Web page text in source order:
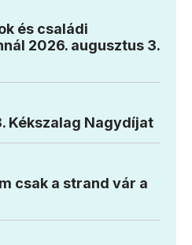
és családi
2026. augusztus 3.
Kékszalag Nagydíjat
csak a strand vár a